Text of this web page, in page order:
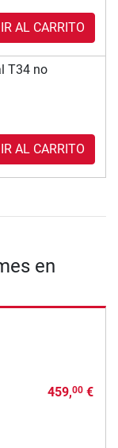
AL CARRITO
T34 no
AL CARRITO
en
459,00€